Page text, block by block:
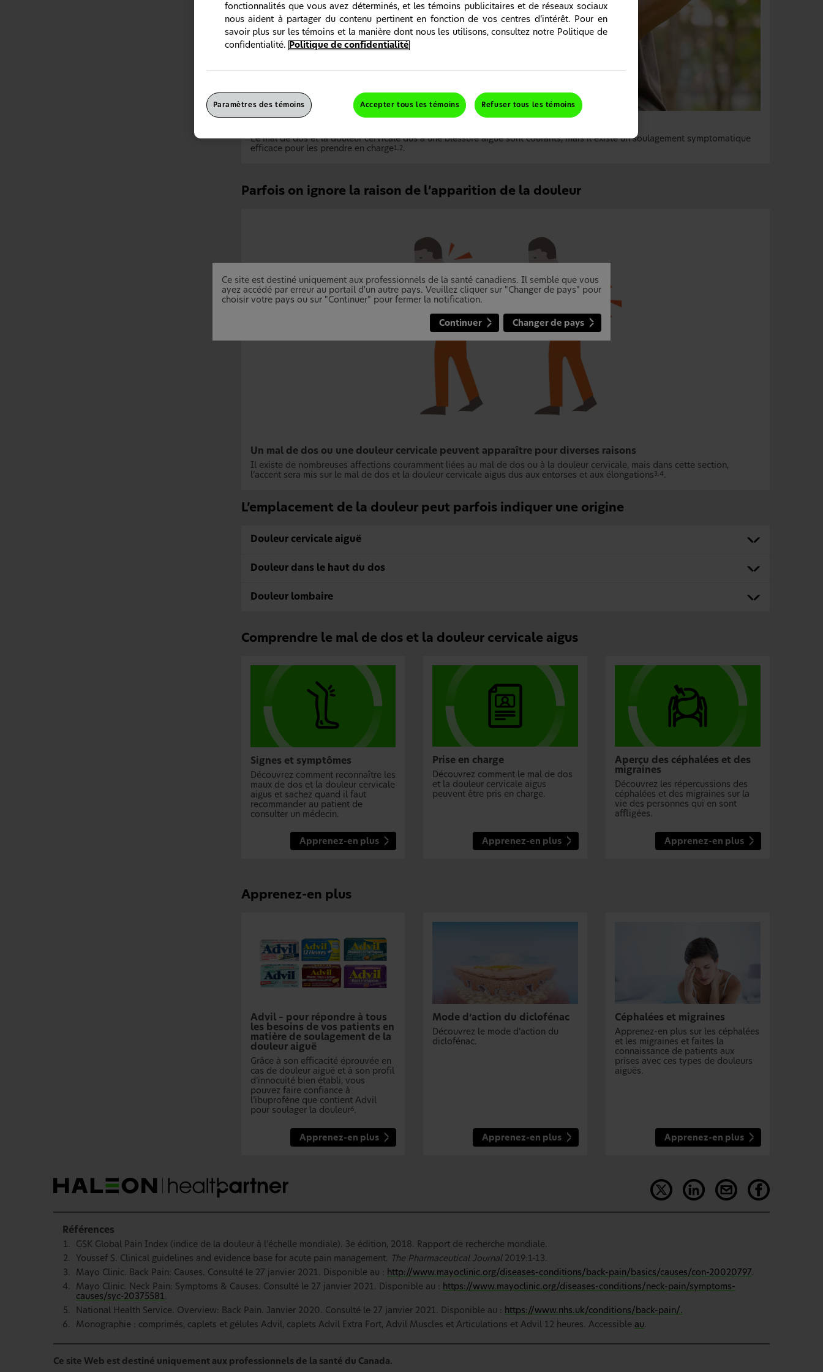
Le mal de dos et la douleur cervicale dus à une blessure aiguë sont courants, mais il existe un soulagement symptomatique
efficace pour les prendre en charge1,2.
Parfois on ignore la raison de l’apparition de la douleur
Un mal de dos ou une douleur cervicale peuvent apparaître pour diverses raisons
Il existe de nombreuses affections couramment liées au mal de dos ou à la douleur cervicale, mais dans cette section,
l’accent sera mis sur le mal de dos et la douleur cervicale aigus dus aux entorses et aux élongations 3,4 .
L’emplacement de la douleur peut parfois indiquer une origine
Douleur cervicale aiguë
Douleur dans le haut du dos
Douleur lombaire
Comprendre le mal de dos et la douleur cervicale aigus
Signes et symptômes
Découvrez comment reconnaître les
maux de dos et la douleur cervicale
aigus et sachez quand il faut
recommander au patient de
consulter un médecin.
Apprenez-en plus
Prise en charge
Découvrez comment le mal de dos
et la douleur cervicale aigus
peuvent être pris en charge.
Apprenez-en plus
Aperçu des céphalées et des
migraines
Découvrez les répercussions des
céphalées et des migraines sur la
vie des personnes qui en sont
affligées.
Apprenez-en plus
Apprenez-en plus
Advil – pour répondre à tous
les besoins de vos patients en
matière de soulagement de la
douleur aiguë
Grâce à son efficacité éprouvée en
cas de douleur aiguë et à son profil
d’innocuité bien établi, vous
pouvez faire confiance à
l’ibuprofène que contient Advil
pour soulager la douleur6.
Apprenez-en plus
Mode d’action du diclofénac
Découvrez le mode d’action du
diclofénac.
Apprenez-en plus
Céphalées et migraines
Apprenez-en plus sur les céphalées
et les migraines et faites la
connaissance de patients aux
prises avec ces types de douleurs
aiguës.
Apprenez-en plus
Références
GSK Global Pain Index (indice de la douleur à l’échelle mondiale). 3e édition, 2018. Rapport de recherche mondiale.
Youssef S. Clinical guidelines and evidence base for acute pain management.
The Pharmaceutical Journal 2019:1-13.
Mayo Clinic. Back Pain: Causes. Consulté le 27 janvier 2021. Disponible au : http://www.mayoclinic.org/diseases-conditions/back-pain/basics/causes/con-20020797.
Mayo Clinic. Neck Pain: Symptoms & Causes. Consulté le 27 janvier 2021. Disponible au : https://www.mayoclinic.org/diseases-conditions/neck-pain/symptoms-
causes/syc-20375581.
National Health Service. Overview: Back Pain. Janvier 2020. Consulté le 27 janvier 2021. Disponible au : https://www.nhs.uk/conditions/back-pain/.
Monographie : comprimés, caplets et gélules Advil, caplets Advil Extra Fort, Advil Muscles et Articulations et Advil 12 heures. Accessible au.
Ce site Web est destiné uniquement aux professionnels de la santé du Canada.
Ce site est destiné uniquement aux professionnels de la santé canadiens. Il semble que vous
ayez accédé par erreur au portail d'un autre pays. Veuillez cliquer sur "Changer de pays" pour
choisir votre pays ou sur "Continuer" pour fermer la notification.
Continuer Changer de pays
fonctionnalités que vous avez déterminés, et les témoins publicitaires et de réseaux sociaux
nous aident à partager du contenu pertinent en fonction de vos centres d’intérêt. Pour en
savoir plus sur les témoins et la manière dont nous les utilisons, consultez notre Politique de
confidentialité.
Politique de confidentialité
Accepter tous les témoins Refuser tous les témoins
Paramètres des témoins